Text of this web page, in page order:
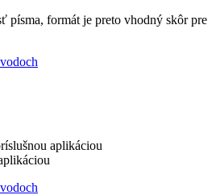
písma, formát je preto vhodný skôr pre
aplikáciou